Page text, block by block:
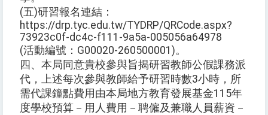
(五)研習報名連結：
https://drp.tyc.edu.tw/TYDRP/QRCode.aspx?
73923c0f-dc4c-f111-9a5a-005056a64978
(活動編號：G00020-260500001)。
四、本局同意貴校參與旨揭研習教師公假課務派
代，上述每次參與教師給予研習時數3小時，所
需代課鐘點費用由本局地方教育發展基金115年
度學校預算－用人費用－聘僱及兼職人員薪資－